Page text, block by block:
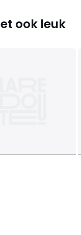
confectie):
ook leuk